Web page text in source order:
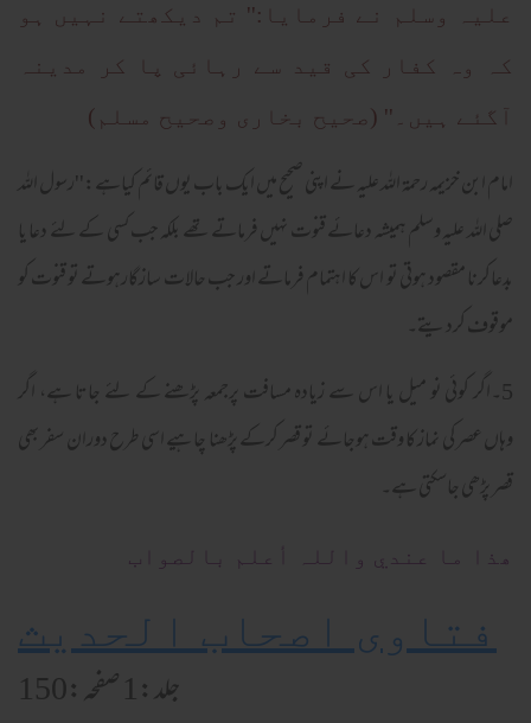
علیہ وسلم نے فرمایا:'' تم دیکھتے نہیں ہو
کہ وہ کفار کی قید سے رہائی پا کر مدینہ
آگئے ہیں۔'' (صحیح بخاری وصحیح مسلم)
امام ابن خزیمہ رحمۃ اللہ علیہ نے اپنی صحیح میں ایک باب یوں قائم کیاہے:''رسول اللہ
صلی اللہ علیہ وسلم ہمیشہ دعائے قنوت نہیں فرماتے تھے بلکہ جب کسی کے لئے دعا یا
بدعاکرنا مقصود ہوتی تو اس کا اہتمام فرماتے اور جب حالات سازگارہوتے تو قنوت کو
موقوف کردیتے۔
5۔اگر کوئی نو میل یا اس سے زیادہ مسافت پرجمعہ پڑھنے کے لئے جاتا ہے، اگر
وہاں عصر کی نماز کا وقت ہوجائے تو قصر کرکے پڑھنا چاہیے اسی طرح دوران سفر بھی
قصر پڑھی جاسکتی ہے۔
ھذا ما عندي واللہ أعلم بالصواب
فتاوی اصحاب الحدیث
جلد:1 صفحہ:150